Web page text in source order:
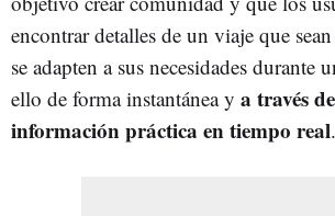
encontrar detalles de un viaje que
se adapten a sus necesidades durante
ello de forma instantánea y a través
información práctica en tiempo real.